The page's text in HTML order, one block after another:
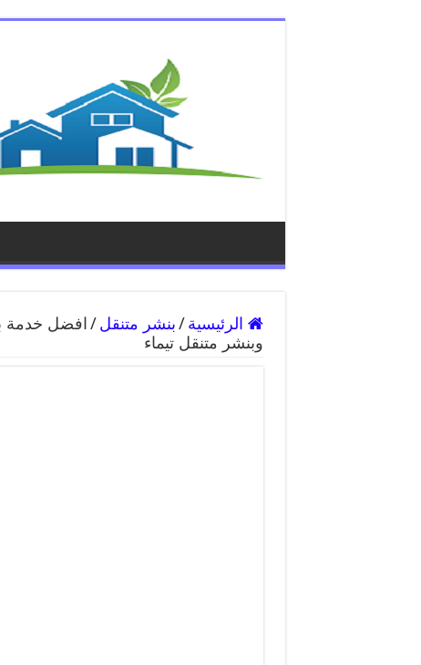
الرئيسية /بنشر متنقل /
وبنشر متنقل تيماء